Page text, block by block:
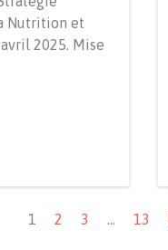
Nutrition et
2025. Mise
1
2 3 … 13